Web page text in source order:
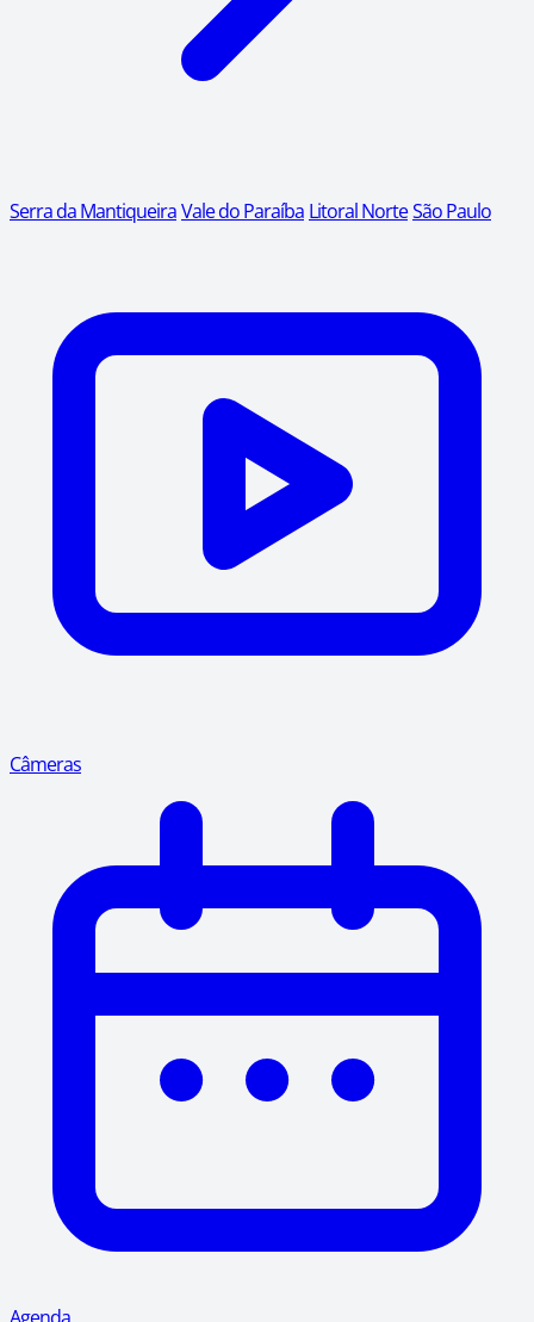
Serra da MantiqueiraVale do Paraíba Litoral NorteSão Paulo
Câmeras